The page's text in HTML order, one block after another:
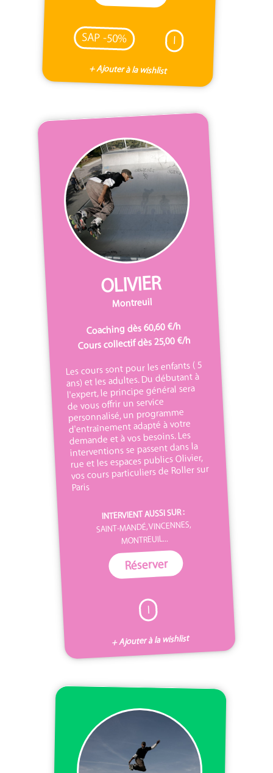
SAP -50% I
+ Ajouter à la wishlist
OLIVIER
Montreuil
Coaching dès 60,60 €/h
Cours collectif dès 25,00 €/h
Les cours sont pour les enfants ( 5
ans) et les adultes. Du débutant à
l'expert, le principe général sera
de vous offrir un service
personnalisé, un programme
d'entraînement adapté à votre
demande et à vos besoins. Les
interventions se passent dans la
rue et les espaces publics Olivier,
vos cours particuliers de Roller sur
Paris
INTERVIENT AUSSI SUR :
SAINT-MANDÉ, VINCENNES,
MONTREUIL...
Réserver
I
+ Ajouter à la wishlist